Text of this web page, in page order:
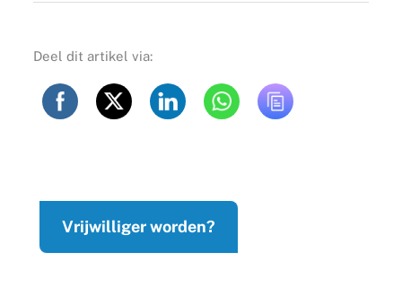
Deel dit artikel via:
Vrijwilliger worden?